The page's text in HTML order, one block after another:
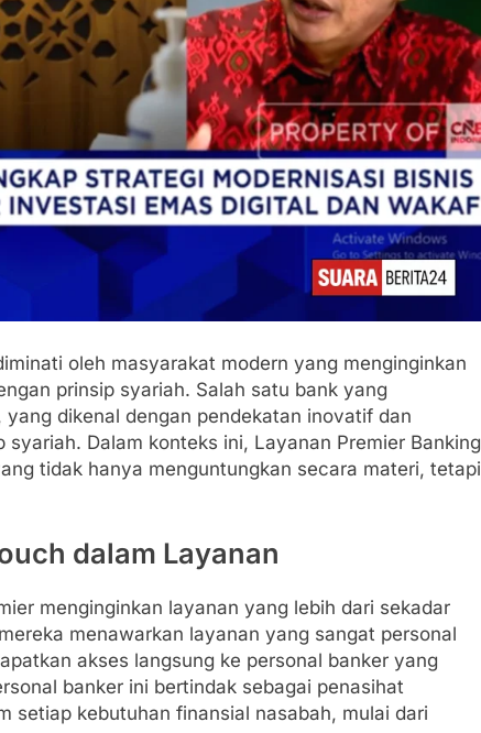
oleh masyarakat modern yang menginginkan
prinsip syariah. Salah satu bank yang
dikenal dengan pendekatan inovatif dan
Dalam konteks ini, Layanan Premier Banking
tidak hanya menguntungkan secara materi, tetapi
dalam Layanan
menginginkan layanan yang lebih dari sekadar
menawarkan layanan yang sangat personal
akses langsung ke personal banker yang
banker ini bertindak sebagai penasihat
setiap kebutuhan finansial nasabah, mulai dari